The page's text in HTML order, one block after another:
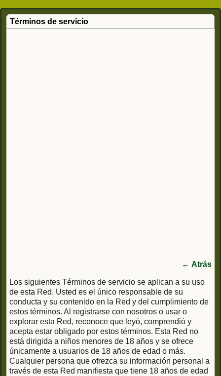
Términos de servicio
← Atrás
Los siguientes Términos de servicio se aplican a su uso
de esta Red. Usted es el único responsable de su
conducta y su contenido en la Red y del cumplimiento de
estos términos. Al registrarse con nosotros o usar o
explorar esta Red, reconoce que leyó, comprendió y
acepta estar obligado por estos términos. Esta Red no
está dirigida a niños menores de 18 años y se ofrece
únicamente a usuarios de 18 años de edad o más.
Cualquier persona que ofrezca su información personal a
través de esta Red manifiesta que tiene 18 años de edad